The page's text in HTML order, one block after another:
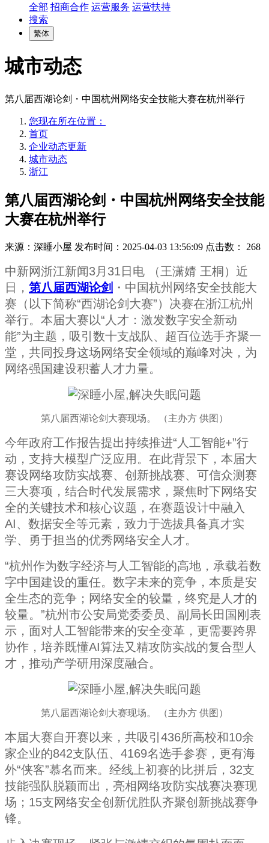
全部 招商合作 运营服务 运营扶持
搜索
繁体
城市动态
第八届西湖论剑・中国杭州网络安全技能大赛在杭州举行
您现在所在位置：
首页
企业动态更新
城市动态
浙江
第八届西湖论剑・中国杭州网络安全技能
大赛在杭州举行
来源：深睡小屋 发布时间：2025-04-03 13:56:09 点击数： 268
中新网浙江新闻3月31日电 （王潇婧 王桐）近
日， 第八届西湖论剑 ・中国杭州网络安全技能大
赛（以下简称“西湖论剑大赛”）决赛在浙江杭州
举行。本届大赛以“人才：激发数字安全新动
能”为主题，吸引数十支战队、超百位选手齐聚一
堂，共同投身这场网络安全领域的巅峰对决，为
网络强国建设积蓄人才力量。
第八届西湖论剑大赛现场。 （主办方 供图）
今年政府工作报告提出持续推进“人工智能+”行
动，支持大模型广泛应用。在此背景下，本届大
赛设网络攻防实战赛、创新挑战赛、可信众测赛
三大赛项，结合时代发展需求，聚焦时下网络安
全的关键技术和核心议题，在赛题设计中融入
AI、数据安全等元素，致力于选拔具备真才实
学、勇于担当的优秀网络安全人才。
“杭州作为数字经济与人工智能的高地，承载着数
字中国建设的重任。数字未来的竞争，本质是安
全生态的竞争；网络安全的较量，终究是人才的
较量。”杭州市公安局党委委员、副局长田国刚表
示，面对人工智能带来的安全变革，更需要跨界
协作，培养既懂AI算法又精攻防实战的复合型人
才，推动产学研用深度融合。
第八届西湖论剑大赛现场。 （主办方 供图）
本届大赛自开赛以来，共吸引436所高校和10余
家企业的842支队伍、4169名选手参赛，更有海
外“侠客”慕名而来。经线上初赛的比拼后，32支
技能强队脱颖而出，亮相网络攻防实战赛决赛现
场；15支网络安全创新优胜队齐聚创新挑战赛争
锋。